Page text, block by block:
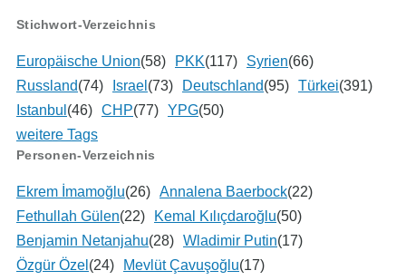
Stichwort-Verzeichnis
Europäische Union(58) PKK(117) Syrien(66)
Russland(74) Israel (73) Deutschland(95) Türkei(391)
Istanbul (46) CHP(77) YPG(50)
weitere Tags
Personen-Verzeichnis
Ekrem İmamoğlu(26) Annalena Baerbock(22)
Fethullah Gülen(22) Kemal Kılıçdaroğlu(50)
Benjamin Netanjahu(28) Wladimir Putin(17)
Özgür Özel (24) Mevlüt Çavuşoğlu(17)